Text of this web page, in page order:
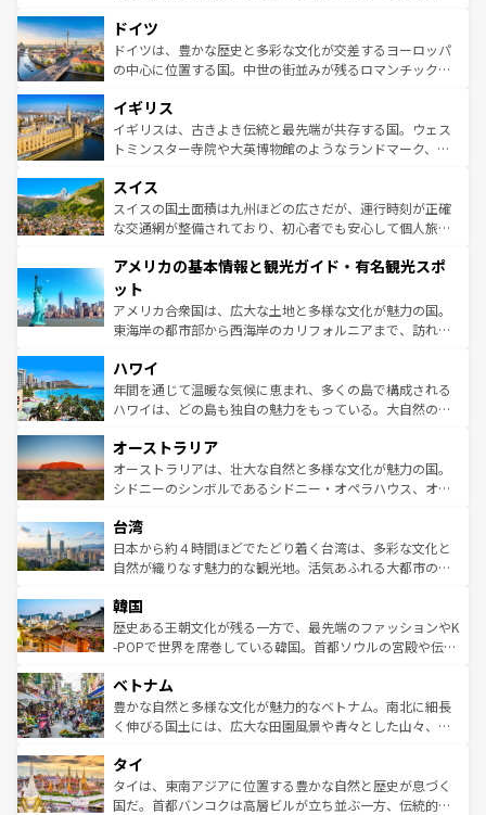
せる。地方によって風土や気候が異なるスペインはその個
性で訪れる人を魅了する。 なお、新着のスペイン情報は コ
ンテンツ一覧を参照してほしい。
で、幅広い魅力が詰まっている。華麗な宮殿、歴史的な大
聖堂、美しいビーチ、そして豊かな自然が、訪れる者を心
から魅了する。また、フランスは美食の国としても知ら
いる。シャンパンの発祥地であるランス、プロヴァンスの
香り高いラベンダー畑など、多彩な楽しみ方が可能だ。さ
らに、パリ以外の地域にも魅力が溢れており、どの街角に
れる地方に足を運ぶとそれぞれで全く異なる文化を体験で
きるだろう。 なお、新着のフランス情報はコンテンツ一覧
を参照してほしい。
ドイツ
ドイツは、豊かな歴史と多彩な文化が交差するヨーロッパ
の中心に位置する国。中世の街並みが残るロマンチック街
顔を持つこの国は、どこを歩いても飽きることがない。ベ
ルリンの文化的活気、バイエルン州のアルプスの絶景、そ
してライン川沿いのワイン畑といった風景は必見。ビール
は、お酒好きな人にはぜひ体験してほしい。 なお、新着の
ドイツ情報はコンテンツ一覧を参照してほしい。
イギリス
イギリスは、古きよき伝統と最先端が共存する国。ウェス
トミンスター寺院や大英博物館のようなランドマーク、歴
リアごとに異なる魅力がある。また、優雅なアフタヌーン
ティー、ビール好きにはたまらない英国パブ、サッカー観
戦など、本場だからこそできる体験も豊富。イギリスを旅
ンツ一覧を参照してほしい。
スイス
スイスの国土面積は九州ほどの広さだが、運行時刻が正確
な交通網が整備されており、初心者でも安心して個人旅行
の建物がそのまま残る町や、スイスならではのユニークな
博物館もあり、アルプス観光だけでなく町歩きも満喫する
ことができる。国民の所得が高いため物価も高いが、旅行
者向けの交通パス提供のサービスもあり、うまく活用すれ
着のスイス情報は
アメリカの基本情報と観光ガイド・有名観光スポ
ット
アメリカ合衆国は、広大な土地と多様な文化が魅力の国。
東海岸の都市部から西海岸のカリフォルニアまで、訪れる
のような巨大都市は、観光、ショッピング、エンターテイ
ンメントが詰まった刺激的なスポットだ。一方、アメリカ
西部には大自然が広がり、グランドキャニオンやイエロー
部のニューオーリンズでは、音楽と美食が融合した独特の
文化が魅力。旅行者はアメリカの各地域で異なる魅力を楽
しみながら、その多様性と豊かな歴史を感じることができ
ならではの贅沢な旅のスタイルだ。 なお、新着のアメリカ
情報はコンテンツ一覧を参照してほしい。
ハワイ
年間を通じて温暖な気候に恵まれ、多くの島で構成される
ハワイは、どの島も独自の魅力をもっている。大自然の神
ワイ島は見逃せない。また、定番の観光地といえばオアフ
島だが、静かな自然を求めるならマウイ島やカウアイ島が
おすすめ。エメラルドグリーンに輝く海をはじめ、豊かな
れるおもてなしの心で訪れる人々を迎えてくれるハワイの
人々、おいしいローカルフードやハワイアンミュージッ
ク、伝統的なフラダンスなど、すべてがハワイの魅力を彩
ワイを、存分に味わってほしい。 なお、新着のハワイ情報
はコンテンツ一覧を参照してほしい。
オーストラリア
オーストラリアは、壮大な自然と多様な文化が魅力の国。
シドニーのシンボルであるシドニー・オペラハウス、オー
リアリーフや大陸中央部にそびえるウルル（エアーズロッ
ク）、タスマニアの美しい原生林やケアンズの熱帯雨林な
ど、見どころがたくさん。また、カフェやワイン、オージ
いる。アクティビティも充実しており、サーフィンやダイ
ビング、ハイキングなど、アウトドア好きにはたまらな
い。オーストラリアの多彩な魅力を存分に味わいつくそ
参照してほしい。
台湾
日本から約４時間ほどでたどり着く台湾は、多彩な文化と
自然が織りなす魅力的な観光地。活気あふれる大都市の台
ン）、静ひつな山岳地帯である台湾東部など、都市の喧騒
と山間の静けさが共存しており、訪れる人に新しい発見と
驚きをもたらしてくれる。また、奥深い台湾の食文化も魅
容にもいいと評判のスイーツなど、バラエティ豊かな料理
が味わえる。 なお、新着の台湾情報は コンテンツ一覧を参
照してほしい。
韓国
歴史ある王朝文化が残る一方で、最先端のファッションやK
-POPで世界を席巻している韓国。首都ソウルの宮殿や伝統
き、地方に足を延ばせば四季折々の自然美を楽しむことが
できる。そして、キムチや焼肉、絶品のストリートフード
まで、さまざまな韓国料理が待っている。夜には、韓国な
リティに包まれながら、韓国の多彩な魅力を心ゆくまで味
わってみてほしい。 なお、新着の韓国情報はコンテンツ一
覧を参照してほしい。
ベトナム
豊かな自然と多様な文化が魅力的なベトナム。南北に細長
く伸びる国土には、広大な田園風景や青々とした山々、世
急速な発展と共に伝統が息づく。ハノイの古い町並みやホ
ーチミン市のフランス統治時代の建物も、独特の雰囲気を
醸し出している。また、バラエティの豊かさとおいしさで
タイ
タイは、東南アジアに位置する豊かな自然と歴史が息づく
国だ。首都バンコクは高層ビルが立ち並ぶ一方、伝統的な